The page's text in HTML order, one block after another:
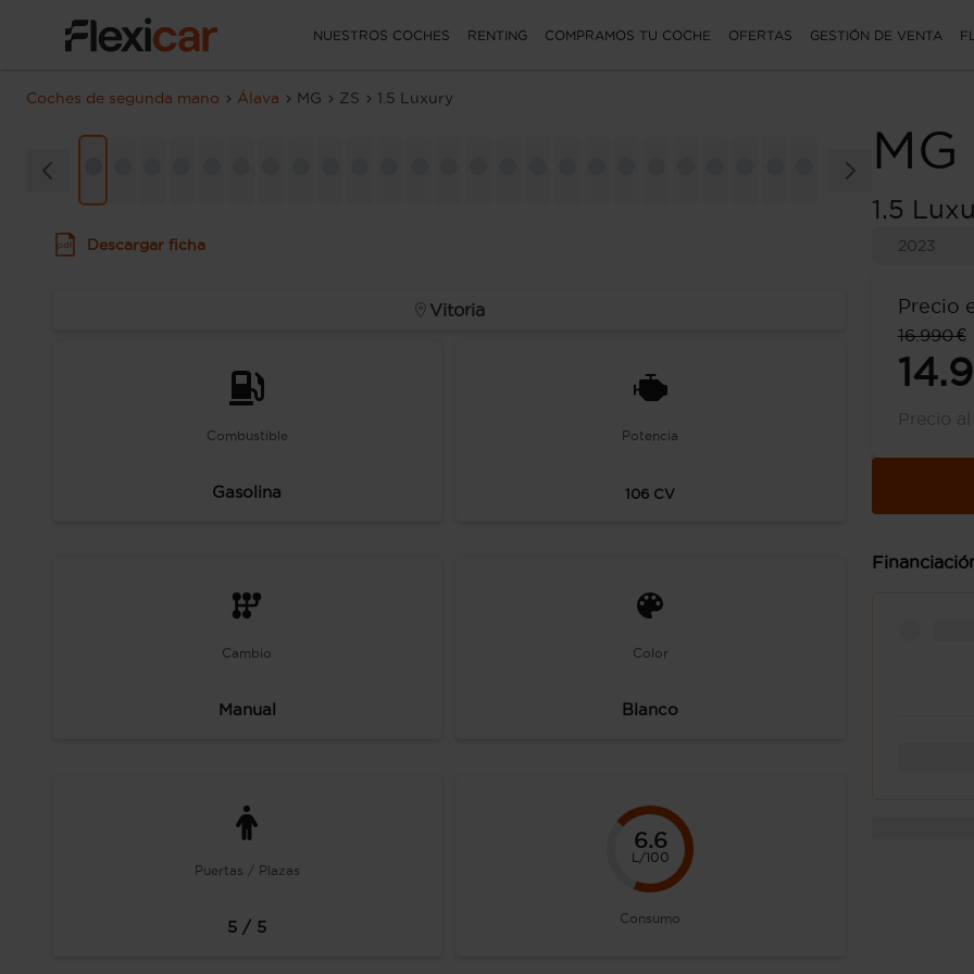
NUESTROS COCHES RENTING COMPRAMOS TU COCHE OFERTAS GESTIÓN DE VENTA
Coches de segunda mano Álava MG ZS 1.5 Luxury
MG
1.5
2023
Precio
16.990 €
Precio
Descargar ficha
Vitoria
Combustible
Gasolina
Potencia
106 CV
Cambio
Manual
Color
Blanco
Puertas / Plazas
5 / 5
6.6
L/100
Consumo